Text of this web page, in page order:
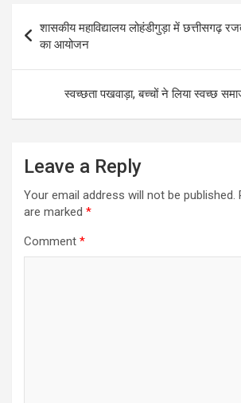
navigation
शासकीय महाविद्यालय लोहंडीगुड़ा में छत्तीसगढ़
का आयोजन
स्वच्छता पखवाड़ा, बच्चों ने लिया स्वच्छ
Leave a Reply
Your email address will not be published.
are marked *
Comment *